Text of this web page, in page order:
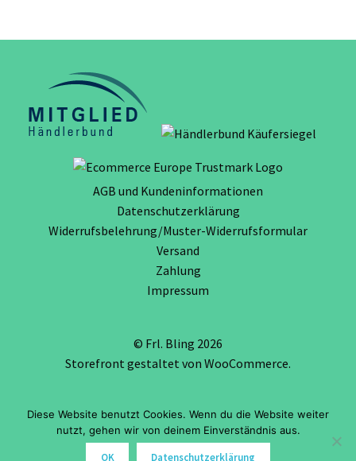
AGB und Kundeninformationen
Datenschutzerklärung
Widerrufsbelehrung/Muster-Widerrufsformular
Versand
Zahlung
Impressum
© Frl. Bling 2026
Storefront gestaltet von WooCommerce.
Vertrag widerrufen
Diese Website benutzt Cookies. Wenn du die Website weiter
nutzt, gehen wir von deinem Einverständnis aus.
OK Datenschutzerklärung